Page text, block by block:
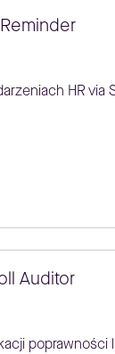
HR via
Auditor
poprawności